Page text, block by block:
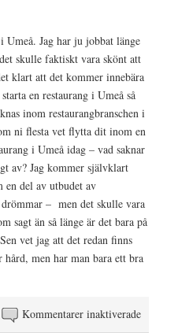
Umeå. Jag har ju jobbat länge
skulle faktiskt vara skönt att
klart att det kommer innebära
en restaurang i Umeå så
inom restaurangbranschen i
ni flesta vet flytta dit inom en
i Umeå idag – vad saknar
av? Jag kommer självklart
en del av utbudet av
– men det skulle vara
sagt än så länge är det bara på
vet jag att det redan finns
hård, men har man bara ett bra
Kommentarer inaktiveradeför